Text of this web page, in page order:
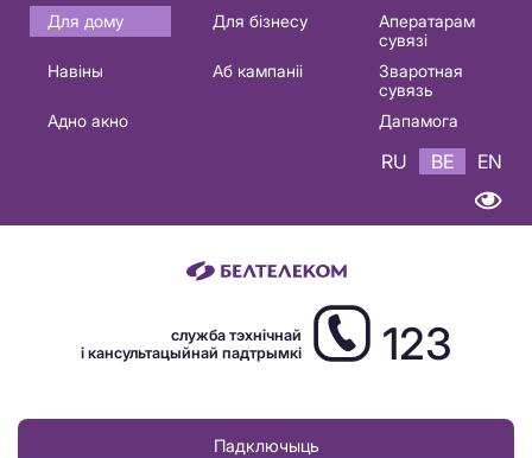
Основная
навигация
Для дому Для бізнесу
Аператарам
сувязі
Навіны
Аб кампаніі
Зваротная
сувязь
Адно акно
Дапамога
RU BE EN
служба тэхнічнай
і кансультацыйнай падтрымкі
123
Падключыць